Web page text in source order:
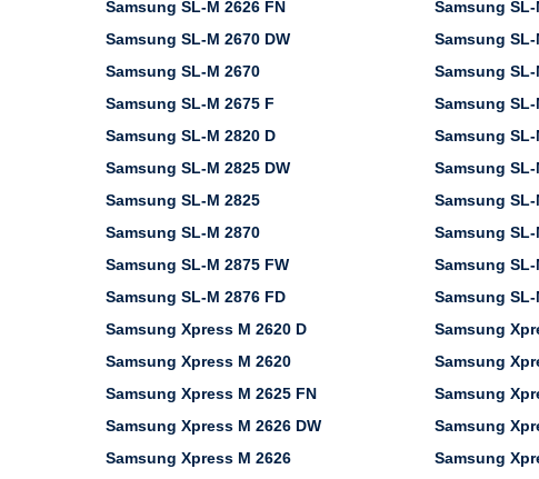
Samsung SL-M 2626 FN Samsung SL-
Samsung SL-M 2670 DW Samsung SL-
Samsung SL-M 2670 Samsung SL-
Samsung SL-M 2675 F Samsung SL-
Samsung SL-M 2820 D Samsung SL-
Samsung SL-M 2825 DW Samsung SL-
Samsung SL-M 2825 Samsung SL-
Samsung SL-M 2870 Samsung SL-
Samsung SL-M 2875 FW Samsung SL-
Samsung SL-M 2876 FD Samsung SL-
Samsung Xpress M 2620 D Samsung
Samsung Xpress M 2620 Samsung
Samsung Xpress M 2625 FN Samsung
Samsung Xpress M 2626 DW Samsung
Samsung Xpress M 2626 Samsung